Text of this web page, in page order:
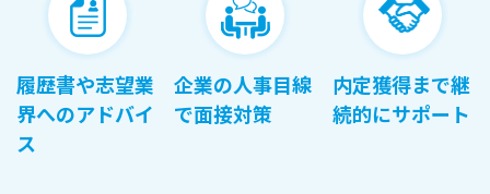
履歴書や志望業
界へのアドバイ
ス
企業の人事目線
で面接対策
内定獲得まで継
続的にサポート